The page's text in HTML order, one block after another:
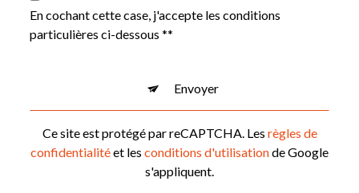
En cochant cette case, j'accepte les conditions
particulières ci-dessous **
Envoyer
Ce site est protégé par reCAPTCHA. Les règles de
confidentialitéet les conditions d'utilisationde Google
s'appliquent.